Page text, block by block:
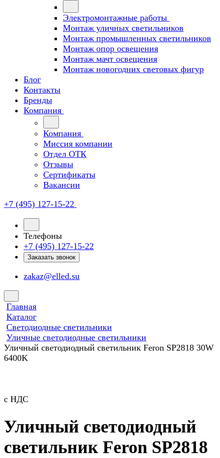
Электромонтажные работы
Монтаж уличных светильников
Монтаж промышленных светильников
Монтаж опор освещения
Монтаж мачт освещения
Монтаж новогодних световых фигур
Блог
Контакты
Бренды
Компания
Компания
Миссия компании
Отдел ОТК
Отзывы
Сертификаты
Вакансии
+7 (495) 127-15-22
Телефоны
+7 (495) 127-15-22
Заказать звонок
zakaz@elled.su
Главная
Каталог
Светодиодные светильники
Уличные светодиодные светильники
Уличный светодиодный светильник Feron SP2818 30W
6400K
с НДС
Уличный светодиодный
светильник Feron SP2818